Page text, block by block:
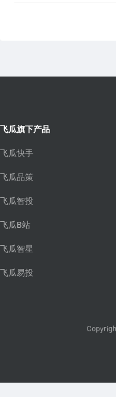
飞瓜旗下产品
飞瓜快手
飞瓜品策
飞瓜智投
飞瓜B站
飞瓜智星
飞瓜易投